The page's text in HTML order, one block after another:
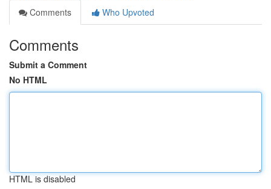
Comments
Who Upvoted
Comments
Submit a Comment
No HTML
HTML is disabled